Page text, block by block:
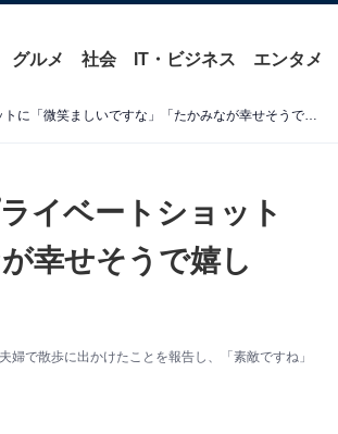
グルメ 社会 IT・ビジネス エンタメ
高橋みなみ、「夫婦でおさんぽ」プライベートショットに「微笑ましいですな」「たかみなが幸せそうで嬉しい」の声
イベートショット
幸せそうで嬉し
で散歩に出かけたことを報告し、「素敵ですね」